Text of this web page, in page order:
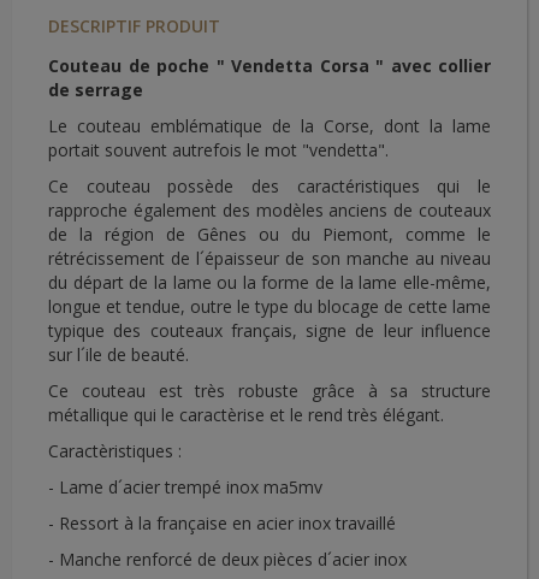
DESCRIPTIF PRODUIT
Couteau de poche " Vendetta Corsa " avec collier
de serrage
Le couteau emblématique de la Corse, dont la lame
portait souvent autrefois le mot "vendetta".
Ce couteau possède des caractéristiques qui le
rapproche également des modèles anciens de couteaux
de la région de Gênes ou du Piemont, comme le
rétrécissement de l´épaisseur de son manche au niveau
du départ de la lame ou la forme de la lame elle-même,
longue et tendue, outre le type du blocage de cette lame
typique des couteaux français, signe de leur influence
sur l´ile de beauté.
Ce couteau est très robuste grâce à sa structure
métallique qui le caractèrise et le rend très élégant.
Caractèristiques :
- Lame d´acier trempé inox ma5mv
- Ressort à la française en acier inox travaillé
- Manche renforcé de deux pièces d´acier inox